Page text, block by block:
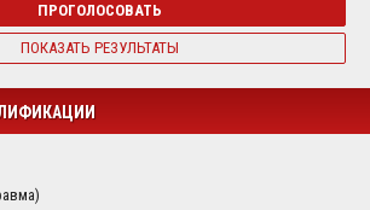
ПРОГОЛОСОВАТЬ
ПОКАЗАТЬ РЕЗУЛЬТАТЫ